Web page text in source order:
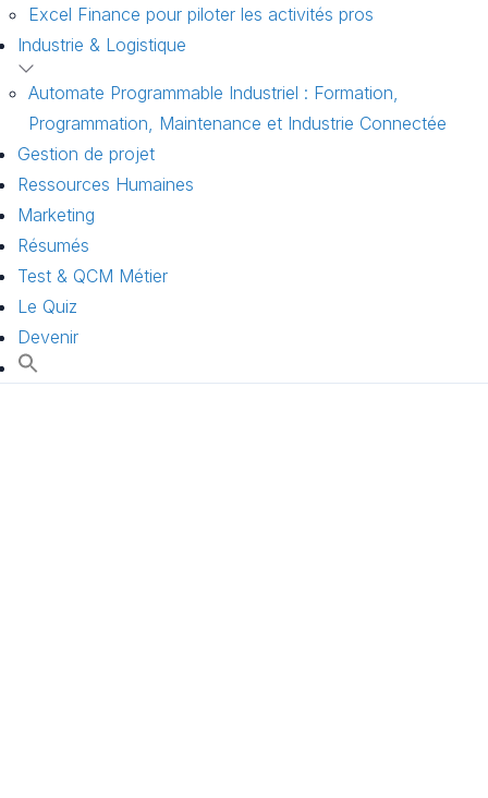
Excel Finance pour piloter les activités pros
Industrie & Logistique
Automate Programmable Industriel : Formation,
Programmation, Maintenance et Industrie Connectée
Gestion de projet
Ressources Humaines
Marketing
Résumés
Test & QCM Métier
Le Quiz
Devenir